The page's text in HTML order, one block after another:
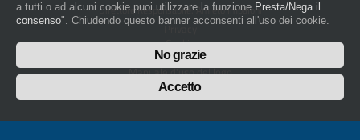
Direttore Responsabile: Amleto Impaloni
Privacy
Cookie
Whistleblowing
Manuale d'uso del logo
Policy sulla Parità di genere
a tutti o ad alcuni cookie puoi utilizzare la funzione Presta/Nega il
consenso". Chiudendo questo banner acconsenti all'uso dei cookie.
No grazie
Accetto